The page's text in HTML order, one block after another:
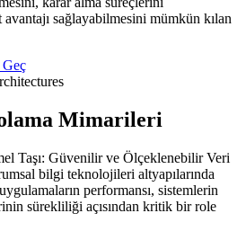
sağlayabilmesini mümkün kılan
Mimarileri
Taşı: Güvenilir ve Ölçeklenebilir Veri
bilgi teknolojileri altyapılarında
performansı, sistemlerin
sürekliliği açısından kritik bir role